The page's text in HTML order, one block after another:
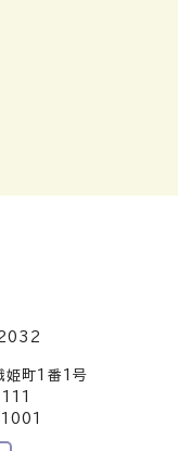
町1番1号